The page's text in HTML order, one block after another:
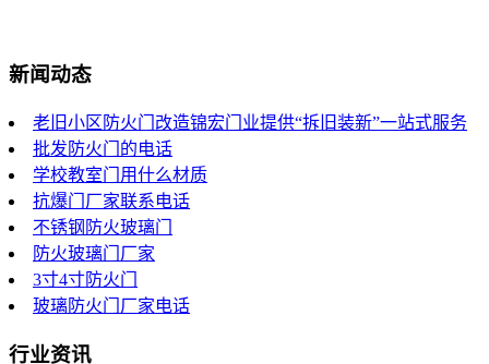
新闻动态
老旧小区防火门改造锦宏门业提供“拆旧装新”一站式服务
批发防火门的电话
学校教室门用什么材质
抗爆门厂家联系电话
不锈钢防火玻璃门
防火玻璃门厂家
3寸4寸防火门
玻璃防火门厂家电话
行业资讯